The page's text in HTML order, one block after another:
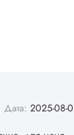
Дата: 2025-08-